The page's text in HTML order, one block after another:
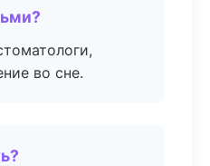
во сне.